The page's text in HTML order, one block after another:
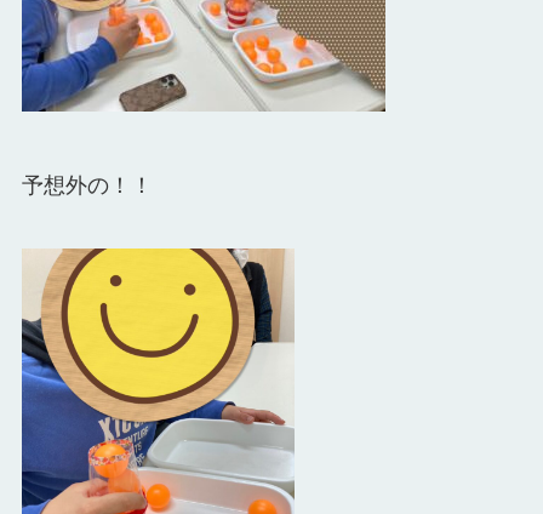
予想外の！！